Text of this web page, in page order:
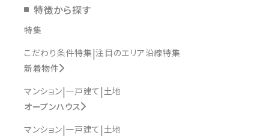
特徴から探す
特集
こだわり条件特集 注目のエリア沿線特集
新着物件
マンション 一戸建て 土地
オープンハウス
マンション 一戸建て 土地